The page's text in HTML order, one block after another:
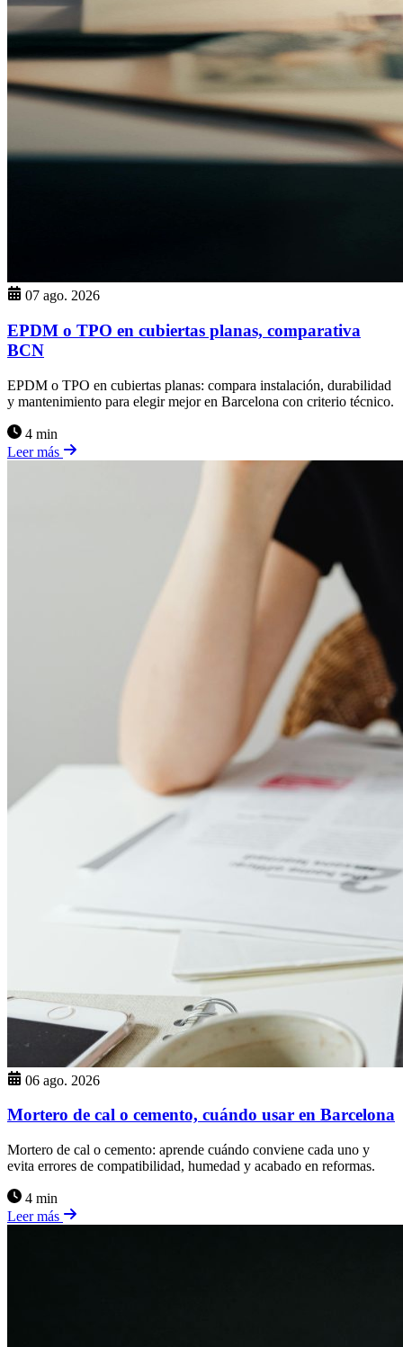
07 ago. 2026
EPDM o TPO en cubiertas planas, comparativa
BCN
EPDM o TPO en cubiertas planas: compara instalación, durabilidad
y mantenimiento para elegir mejor en Barcelona con criterio técnico.
4 min
Leer más
06 ago. 2026
Mortero de cal o cemento, cuándo usar en Barcelona
Mortero de cal o cemento: aprende cuándo conviene cada uno y
evita errores de compatibilidad, humedad y acabado en reformas.
4 min
Leer más